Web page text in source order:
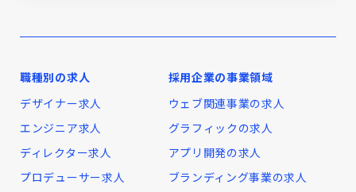
職種別の求人
デザイナー求人
エンジニア求人
ディレクター求人
プロデューサー求人
採用企業の事業領域
ウェブ関連事業の求人
グラフィックの求人
アプリ開発の求人
ブランディング事業の求人